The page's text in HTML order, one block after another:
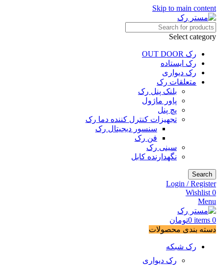
Skip to main content
Select category
رک OUT DOOR
رک ایستاده
رک دیواری
متعلقات رک
بلنک پنل رک
پاور ماژول
پچ پنل
تجهیزات کنترل کننده دما رک
سنسور دیجیتال رک
فن رک
سینی رک
نگهدارنده کابل
Search
Login / Register
0
Wishlist
Menu
0
items
0تومان
دسته بندی محصولات
رک شبکه
رک دیواری